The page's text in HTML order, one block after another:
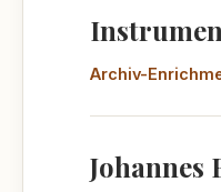
Archiv-
Johannes